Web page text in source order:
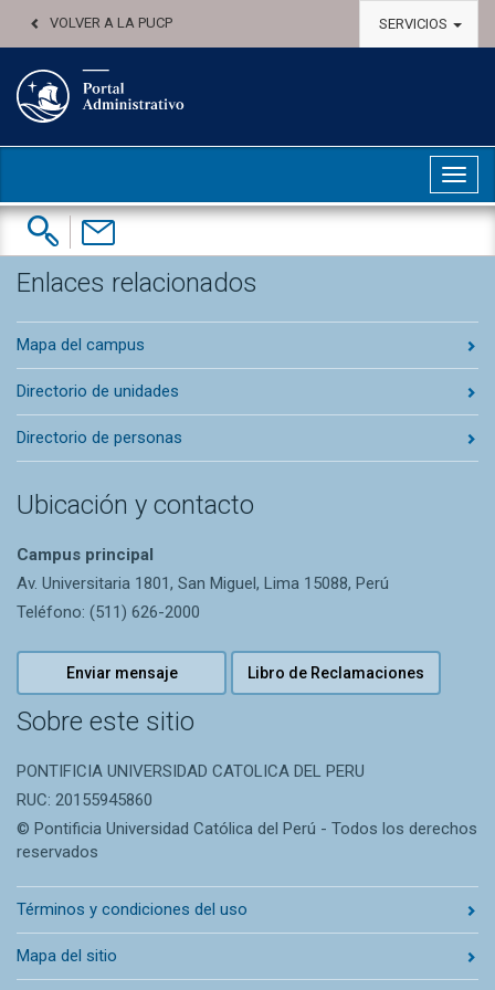
VOLVER A LA PUCP SERVICIOS
Buscar:
Contáctenos
Enlaces relacionados
Mapa del campus
Directorio de unidades
Directorio de personas
Ubicación y contacto
Campus principal
Av. Universitaria 1801, San Miguel, Lima 15088, Perú
Teléfono: (511) 626-2000
Enviar mensaje Libro de Reclamaciones
Sobre este sitio
PONTIFICIA UNIVERSIDAD CATOLICA DEL PERU
RUC: 20155945860
© Pontificia Universidad Católica del Perú - Todos los derechos
reservados
Términos y condiciones del uso
Mapa del sitio